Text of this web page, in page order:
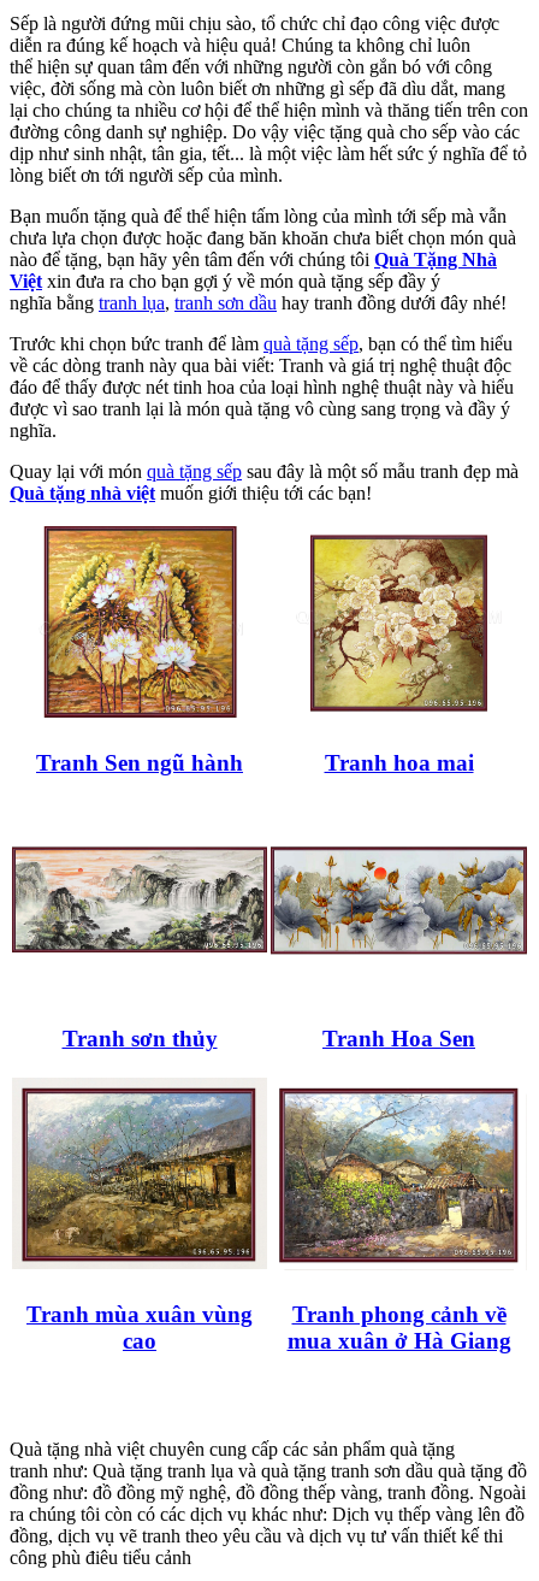
Sếp là người đứng mũi chịu sào, tổ chức chỉ đạo công việc được
diễn ra đúng kế hoạch và hiệu quả! Chúng ta không chỉ luôn
thể hiện sự quan tâm đến với những người còn gắn bó với công
việc, đời sống mà còn luôn biết ơn những gì sếp đã dìu dắt, mang
lại cho chúng ta nhiều cơ hội để thể hiện mình và thăng tiến trên con
đường công danh sự nghiệp. Do vậy việc tặng quà cho sếp vào các
dịp như sinh nhật, tân gia, tết... là một việc làm hết sức ý nghĩa để tỏ
lòng biết ơn tới người sếp của mình.
Bạn muốn tặng quà để thể hiện tấm lòng của mình tới sếp mà vẫn
chưa lựa chọn được hoặc đang băn khoăn chưa biết chọn món quà
nào để tặng, bạn hãy yên tâm đến với chúng tôi Quà Tặng Nhà
Việtxin đưa ra cho bạn gợi ý về món quà tặng sếp đầy ý
nghĩa bằng tranh lụa, tranh sơn dầu hay tranh đồng dưới đây nhé!
Trước khi chọn bức tranh để làm quà tặng sếp, bạn có thể tìm hiểu
về các dòng tranh này qua bài viết: Tranh và giá trị nghệ thuật độc
đáo để thấy được nét tinh hoa của loại hình nghệ thuật này và hiểu
được vì sao tranh lại là món quà tặng vô cùng sang trọng và đầy ý
nghĩa.
Quay lại với món quà tặng sếp sau đây là một số mẫu tranh đẹp mà
Quà tặng nhà việtmuốn giới thiệu tới các bạn!
Tranh Sen ngũ hành Tranh hoa mai
Tranh sơn thủy Tranh Hoa Sen
Tranh mùa xuân vùng
cao
Tranh phong cảnh về
mua xuân ở Hà Giang
Quà tặng nhà việt chuyên cung cấp các sản phẩm quà tặng
tranh như: Quà tặng tranh lụa và quà tặng tranh sơn dầu quà tặng đồ
đồng như: đồ đồng mỹ nghệ, đồ đồng thếp vàng, tranh đồng. Ngoài
ra chúng tôi còn có các dịch vụ khác như: Dịch vụ thếp vàng lên đồ
đồng, dịch vụ vẽ tranh theo yêu cầu và dịch vụ tư vấn thiết kế thi
công phù điêu tiểu cảnh